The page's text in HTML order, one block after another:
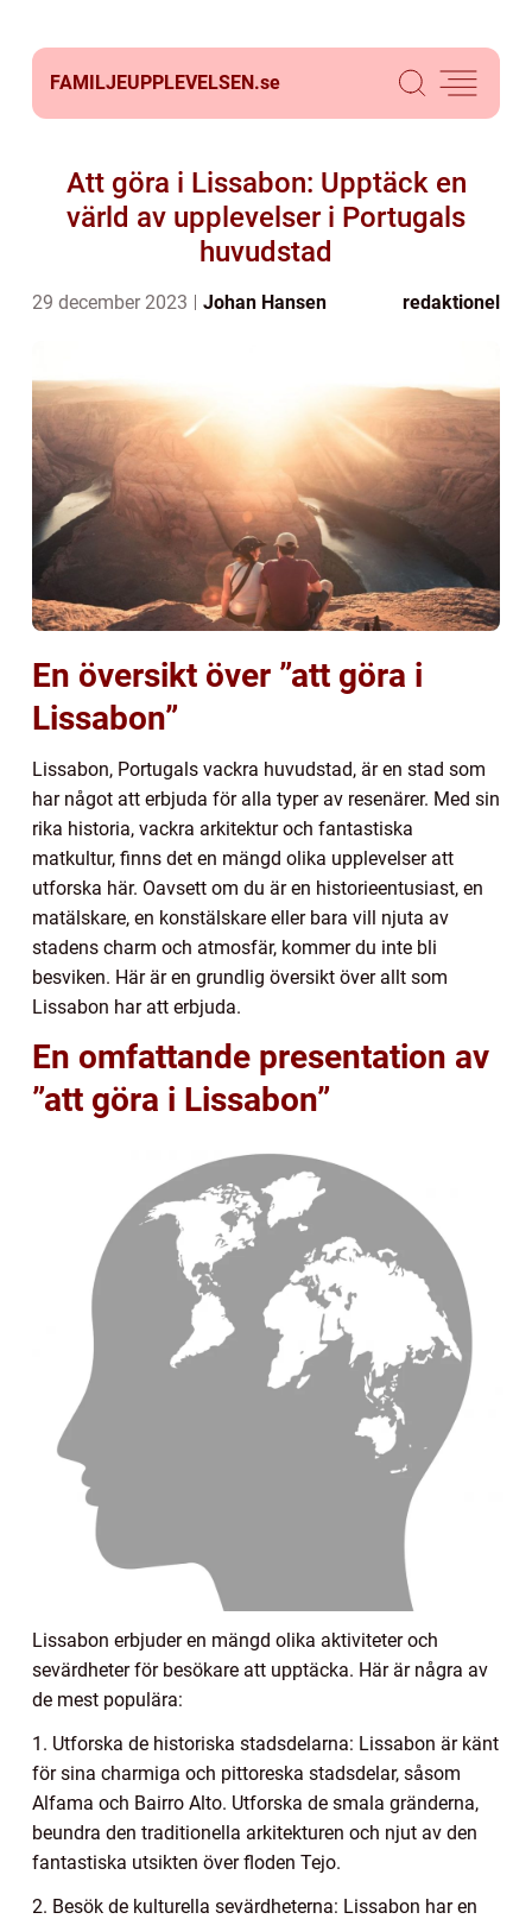
FAMILJEUPPLEVELSEN.se
Att göra i Lissabon: Upptäck en
värld av upplevelser i Portugals
huvudstad
29 december 2023 Johan Hansen redaktionel
En översikt över ”att göra i
Lissabon”
Lissabon, Portugals vackra huvudstad, är en stad som
har något att erbjuda för alla typer av resenärer. Med sin
rika historia, vackra arkitektur och fantastiska
matkultur, finns det en mängd olika upplevelser att
utforska här. Oavsett om du är en historieentusiast, en
matälskare, en konstälskare eller bara vill njuta av
stadens charm och atmosfär, kommer du inte bli
besviken. Här är en grundlig översikt över allt som
Lissabon har att erbjuda.
En omfattande presentation av
”att göra i Lissabon”
Lissabon erbjuder en mängd olika aktiviteter och
sevärdheter för besökare att upptäcka. Här är några av
de mest populära:
1. Utforska de historiska stadsdelarna: Lissabon är känt
för sina charmiga och pittoreska stadsdelar, såsom
Alfama och Bairro Alto. Utforska de smala gränderna,
beundra den traditionella arkitekturen och njut av den
fantastiska utsikten över floden Tejo.
2. Besök de kulturella sevärdheterna: Lissabon har en